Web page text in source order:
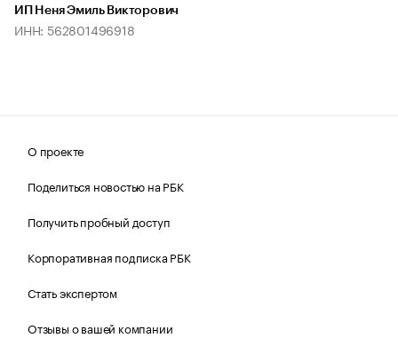
ИП Неня Эмиль Викторович
ИНН: 562801496918
О проекте
Поделиться новостью на РБК
Получить пробный доступ
Корпоративная подписка РБК
Стать экспертом
Отзывы о вашей компании